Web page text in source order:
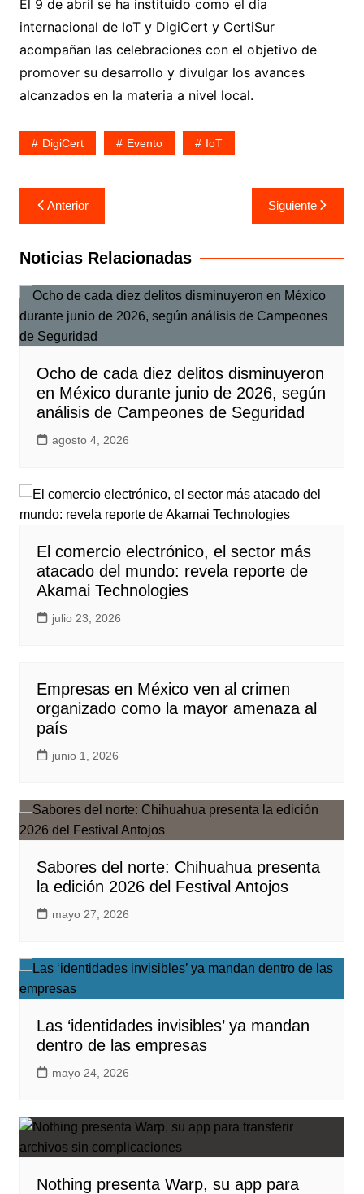
El 9 de abril se ha instituido como el día
internacional de IoT y DigiCert y CertiSur
acompañan las celebraciones con el objetivo de
promover su desarrollo y divulgar los avances
alcanzados en la materia a nivel local.
DigiCert Evento IoT
Navegación
de
entradas
Anterior Siguiente
Noticias Relacionadas
Ocho de cada diez delitos disminuyeron
en México durante junio de 2026, según
análisis de Campeones de Seguridad
agosto 4, 2026
El comercio electrónico, el sector más
atacado del mundo: revela reporte de
Akamai Technologies
julio 23, 2026
Empresas en México ven al crimen
organizado como la mayor amenaza al
país
junio 1, 2026
Sabores del norte: Chihuahua presenta
la edición 2026 del Festival Antojos
mayo 27, 2026
Las ‘identidades invisibles’ ya mandan
dentro de las empresas
mayo 24, 2026
Nothing presenta Warp, su app para